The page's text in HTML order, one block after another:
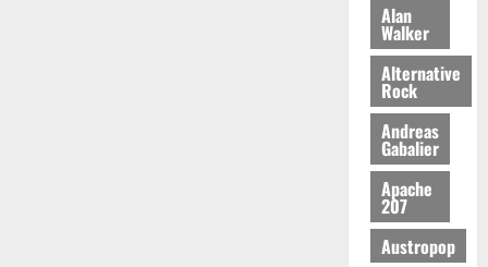
Alan
Walker
Alternative
Rock
Andreas
Gabalier
Apache
207
Austropop